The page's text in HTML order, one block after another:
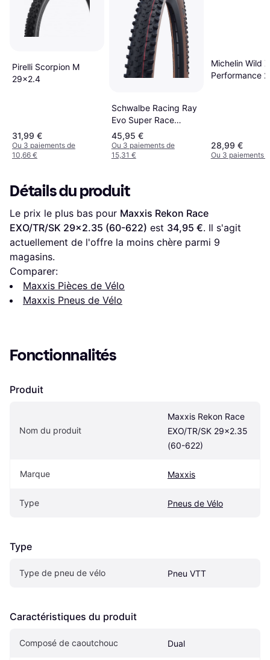
Pirelli Scorpion M
29x2.4
31,99 €
Ou 3 paiements de
10,66 €
Schwalbe Racing Ray
Evo Super Race
29x2.35(60-622)
45,95 €
Ou 3 paiements de
15,31 €
Michelin Wild
Performance
28,99 €
Ou 3 paiements
Détails du produit
Le prix le plus bas pour Maxxis Rekon Race
EXO/TR/SK 29x2.35 (60-622) est 34,95 €. Il s'agit
actuellement de l'offre la moins chère parmi 9
magasins.
Comparer:
Maxxis Pièces de Vélo
Maxxis Pneus de Vélo
Fonctionnalités
Produit
Nom du produit
Maxxis Rekon Race
EXO/TR/SK 29x2.35
(60-622)
Marque Maxxis
Type Pneus de Vélo
Type
Type de pneu de vélo Pneu VTT
Caractéristiques du produit
Composé de caoutchouc Dual